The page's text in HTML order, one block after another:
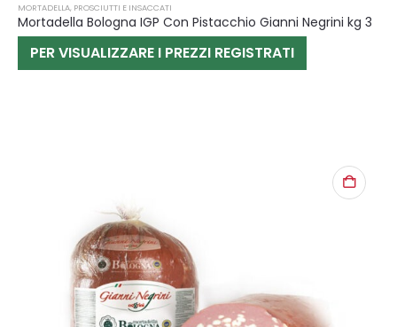
MORTADELLA PROSCIUTTI E INSACCATI
Mortadella Bologna IGP Con Pistacchio Gianni Negrini kg 3
PER VISUALIZZARE I PREZZI REGISTRATI